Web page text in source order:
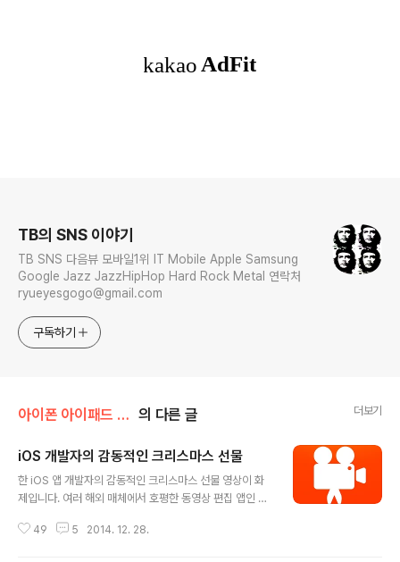
TB의 SNS 이야기
TB SNS 다음뷰 모바일1위 IT Mobile Apple Samsung
Google Jazz JazzHipHop Hard Rock Metal 연락처
ryueyesgogo@gmail.com
구독하기
아이폰 아이패드 앱 추천 의 다른 글 더보기
iOS 개발자의 감동적인 크리스마스 선물
한 iOS 앱 개발자의 감동적인 크리스마스 선물 영상이 화
제입니다. 여러 해외 매체에서 호평한 동영상 편집 앱인 Vi
개발자는 자신의 유투브 계정을 통해서 'Merry Christm
49 5 2014. 12. 28.